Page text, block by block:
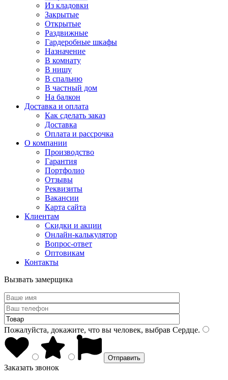
Из кладовки
Закрытые
Открытые
Раздвижные
Гардеробные шкафы
Назначение
В комнату
В нишу
В спальню
В частный дом
На балкон
Доставка и оплата
Как сделать заказ
Доставка
Оплата и рассрочка
О компании
Производство
Гарантия
Портфолио
Отзывы
Реквизиты
Вакансии
Карта сайта
Клиентам
Скидки и акции
Онлайн-калькулятор
Вопрос-ответ
Оптовикам
Контакты
Вызвать замерщика
Пожалуйста, докажите, что вы человек, выбрав Сердце.
Заказать звонок